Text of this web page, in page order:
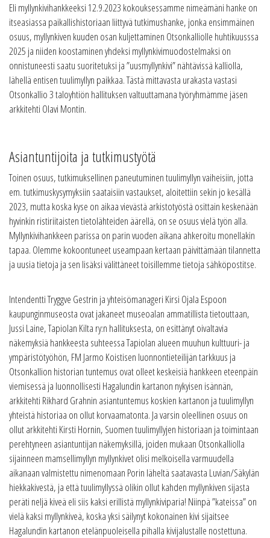
Eli myllynkivihankkeeksi 12.9.2023 kokouksessamme nimeämäni hanke on
itseasiassa paikallishistoriaan liittyvä tutkimushanke, jonka ensimmäinen
osuus, myllynkiven kuuden osan kuljettaminen Otsonkalliolle huhtikuusssa
2025 ja niiden koostaminen yhdeksi myllynkivimuodostelmaksi on
onnistuneesti saatu suoritetuksi ja ”uusmyllynkivi” nähtävissä kalliolla,
lähellä entisen tuulimyllyn paikkaa. Tästä mittavasta urakasta vastasi
Otsonkallio 3 taloyhtiön hallituksen valtuuttamana työryhmämme jäsen
arkkitehti Olavi Montin.
Asiantuntijoita ja tutkimustyötä
Toinen osuus, tutkimuksellinen paneutuminen tuulimyllyn vaiheisiin, jotta
em. tutkimuskysymyksiin saataisiin vastaukset, aloitettiin sekin jo kesällä
2023, mutta koska kyse on aikaa vievästä arkistotyöstä osittain keskenään
hyvinkin ristiriitaisten tietolähteiden äärellä, on se osuus vielä työn alla.
Myllynkivihankkeen parissa on parin vuoden aikana ahkeroitu monellakin
tapaa. Olemme kokoontuneet useampaan kertaan päivittämään tilannetta
ja uusia tietoja ja sen lisäksi välittäneet toisillemme tietoja sähköpostitse.
Intendentti Tryggve Gestrin ja yhteisömanageri Kirsi Ojala Espoon
kaupunginmuseosta ovat jakaneet museoalan ammatillista tietouttaan,
Jussi Laine, Tapiolan Kilta ry:n hallituksesta, on esittänyt oivaltavia
näkemyksiä hankkeesta suhteessa Tapiolan alueen muuhun kulttuuri- ja
ympäristötyöhön, FM Jarmo Koistisen luonnontieteilijän tarkkuus ja
Otsonkallion historian tuntemus ovat olleet keskeisiä hankkeen eteenpäin
viemisessä ja luonnollisesti Hagalundin kartanon nykyisen isännän,
arkkitehti Rikhard Grahnin asiantuntemus koskien kartanon ja tuulimyllyn
yhteistä historiaa on ollut korvaamatonta. Ja varsin oleellinen osuus on
ollut arkkitehti Kirsti Hornin, Suomen tuulimyllyjen historiaan ja toimintaan
perehtyneen asiantuntijan näkemyksillä, joiden mukaan Otsonkalliolla
sijainneen mamsellimyllyn myllynkivet olisi melkoisella varmuudella
aikanaan valmistettu nimenomaan Porin läheltä saatavasta Luvian/Säkylän
hiekkakivestä, ja että tuulimyllyssä olikin ollut kahden myllynkiven sijasta
peräti neljä kiveä eli siis kaksi erillistä myllynkiviparia! Niinpä ”kateissa” on
vielä kaksi myllynkiveä, koska yksi säilynyt kokonainen kivi sijaitsee
Hagalundin kartanon etelänpuoleisella pihalla kivijalustalle nostettuna.